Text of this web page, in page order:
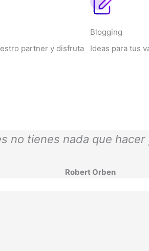
partner y disfruta
Blogging
Ideas para tus
no tienes nada que
Robert Orben